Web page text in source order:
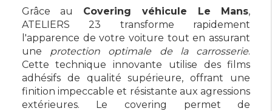
Grâce au Covering véhicule Le Mans,
ATELIERS 23 transforme rapidement
l'apparence de votre voiture tout en assurant
une protection optimale de la carrosserie.
Cette technique innovante utilise des films
adhésifs de qualité supérieure, offrant une
finition impeccable et résistante aux agressions
extérieures. Le covering permet de